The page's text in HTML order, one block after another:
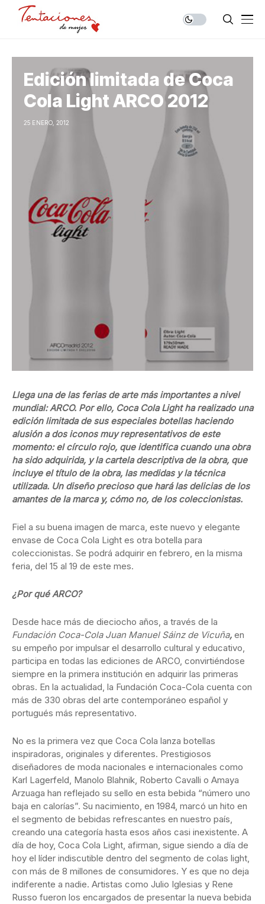
Edición limitada de Coca
Cola Light ARCO 2012
25 ENERO, 2012
Llega una de las ferias de arte más importantes a nivel
mundial: ARCO. Por ello, Coca Cola Light ha realizado una
edición limitada de sus especiales botellas haciendo
alusión a dos iconos muy representativos de este
momento: el círculo rojo, que identifica cuando una obra
ha sido adquirida, y la cartela descriptiva de la obra, que
incluye el título de la obra, las medidas y la técnica
utilizada. Un diseño precioso que hará las delicias de los
amantes de la marca y, cómo no, de los coleccionistas.
Fiel a su buena imagen de marca, este nuevo y elegante
envase de Coca Cola Light es otra botella para
coleccionistas. Se podrá adquirir en febrero, en la misma
feria, del 15 al 19 de este mes.
¿Por qué ARCO?
Desde hace más de dieciocho años, a través de la
Fundación Coca-Cola Juan Manuel Sáinz de Vicuña, en
su empeño por impulsar el desarrollo cultural y educativo,
participa en todas las ediciones de ARCO, convirtiéndose
siempre en la primera institución en adquirir las primeras
obras. En la actualidad, la Fundación Coca-Cola cuenta con
más de 330 obras del arte contemporáneo español y
portugués más representativo.
No es la primera vez que Coca Cola lanza botellas
inspiradoras, originales y diferentes. Prestigiosos
diseñadores de moda nacionales e internacionales como
Karl Lagerfeld, Manolo Blahnik, Roberto Cavalli o Amaya
Arzuaga han reflejado su sello en esta bebida “número uno
baja en calorías”. Su nacimiento, en 1984, marcó un hito en
el segmento de bebidas refrescantes en nuestro país,
creando una categoría hasta esos años casi inexistente. A
día de hoy, Coca Cola Light, afirman, sigue siendo a día de
hoy el líder indiscutible dentro del segmento de colas light,
con más de 8 millones de consumidores. Y es que no deja
indiferente a nadie. Artistas como Julio Iglesias y Rene
Russo fueron los encargados de presentar la nueva bebida